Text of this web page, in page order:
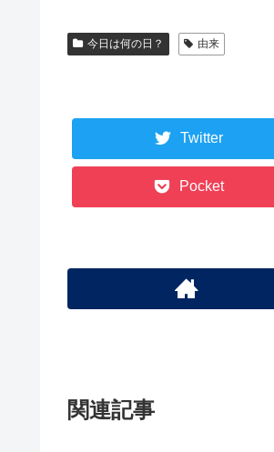
今日は何の日？ 由来
Twitter
Pocket
関連記事